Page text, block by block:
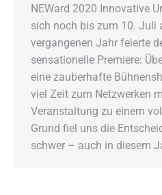
NEWard 2020 Innovative
sich noch bis zum 10. Juli
vergangenen Jahr feierte
sensationelle Premiere:
eine zauberhafte
viel Zeit zum Netzwerken
Veranstaltung zu einem
Grund fiel uns die
schwer – auch in diesem